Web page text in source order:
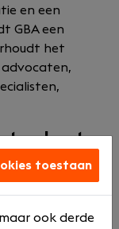
en een
GBA een
het
doet
pakket aan
toestaan
ook derde